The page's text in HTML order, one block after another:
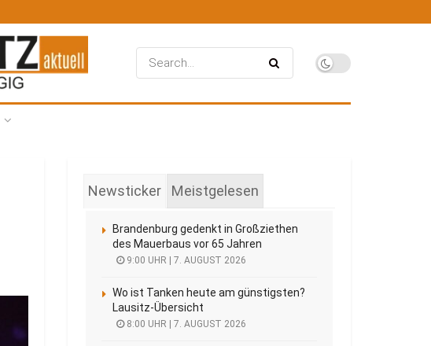
Newsticker Meistgelesen
Brandenburg gedenkt in Großziethen
des Mauerbaus vor 65 Jahren
9:00 UHR | 7. AUGUST 2026
Wo ist Tanken heute am günstigsten?
Lausitz-Übersicht
8:00 UHR | 7. AUGUST 2026